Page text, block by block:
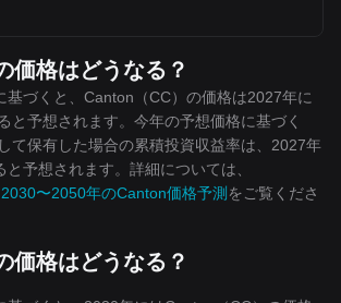
価格はどうなる？
基づくと、Canton（CC）の価格は2027年に
と予想されます。今年の予想価格に基づく
て保有した場合の累積投資収益率は、2027年
予想されます。詳細については、
〜2050年のCanton価格予測 をご覧くださ
価格はどうなる？